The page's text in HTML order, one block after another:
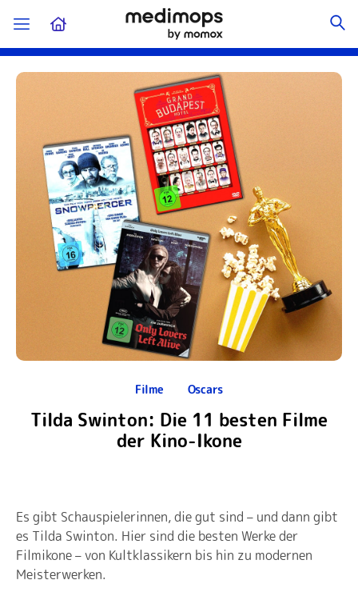
Filme Oscars
Tilda Swinton: Die 11 besten Filme
der Kino-Ikone
Es gibt Schauspielerinnen, die gut sind – und dann gibt
es Tilda Swinton. Hier sind die besten Werke der
Filmikone – von Kultklassikern bis hin zu modernen
Meisterwerken.